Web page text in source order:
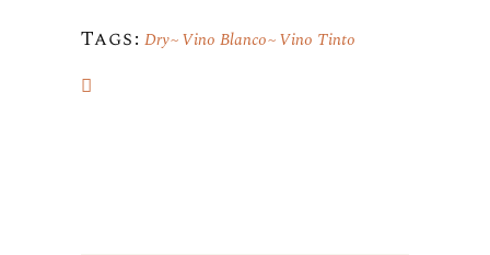
Tags: Dry Vino Blanco Vino Tinto